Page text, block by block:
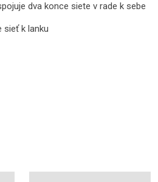
dva konce siete v rade k sebe
sieť k lanku